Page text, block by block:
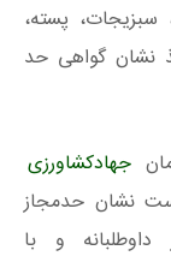
پسته،
نشان گواهی حد
جهادکشاورزی
نشان حدمجاز
و با